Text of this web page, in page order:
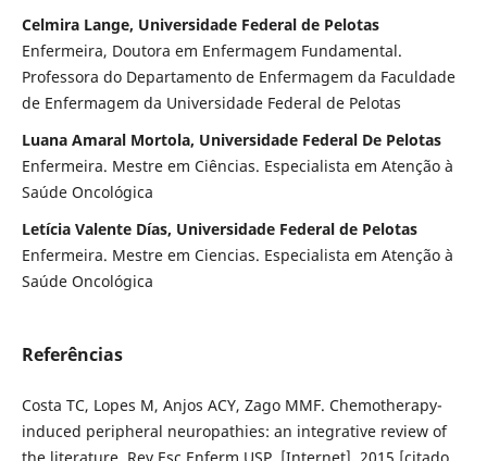
Celmira Lange, Universidade Federal de Pelotas
Enfermeira, Doutora em Enfermagem Fundamental.
Professora do Departamento de Enfermagem da Faculdade
de Enfermagem da Universidade Federal de Pelotas
Luana Amaral Mortola, Universidade Federal De Pelotas
Enfermeira. Mestre em Ciências. Especialista em Atenção à
Saúde Oncológica
Letícia Valente Días, Universidade Federal de Pelotas
Enfermeira. Mestre em Ciencias. Especialista em Atenção à
Saúde Oncológica
Referências
Costa TC, Lopes M, Anjos ACY, Zago MMF. Chemotherapy-
induced peripheral neuropathies: an integrative review of